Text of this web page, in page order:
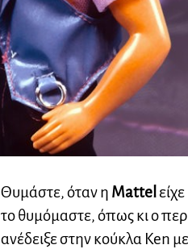
Θυμάστε, όταν η Mattel
το θυμόμαστε, όπως κι ο
ανέδειξε στην κούκλα Ken